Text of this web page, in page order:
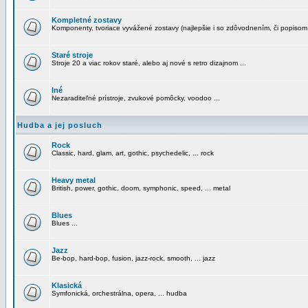
Kompletné zostavy
Komponenty, tvoriace vyvážené zostavy (najlepšie i so zdôvodnením, či
Staré stroje
Stroje 20 a viac rokov staré, alebo aj nové s retro dizajnom ...
Iné
Nezaraditeľné prístroje, zvukové pomôcky, voodoo ...
Hudba a jej posluch
Rock
Classic, hard, glam, art, gothic, psychedelic, ... rock
Heavy metal
British, power, gothic, doom, symphonic, speed, ... metal
Blues
Blues ...
Jazz
Be-bop, hard-bop, fusion, jazz-rock, smooth, ... jazz
Klasická
Symfonická, orchestrálna, opera, ... hudba